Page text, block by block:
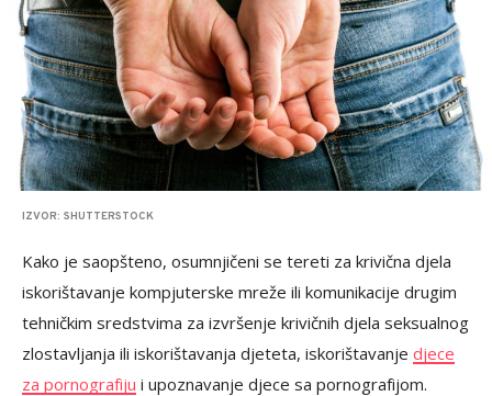
IZVOR: SHUTTERSTOCK
Kako je saopšteno, osumnjičeni se tereti za krivična djela
iskorištavanje kompjuterske mreže ili komunikacije drugim
tehničkim sredstvima za izvršenje krivičnih djela seksualnog
zlostavljanja ili iskorištavanja djeteta, iskorištavanje djece
za pornografiju i upoznavanje djece sa pornografijom.